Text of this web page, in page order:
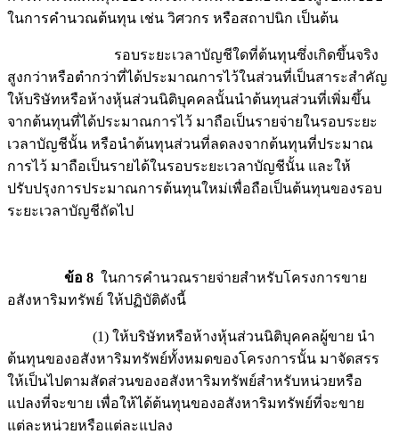
ในการคำนวณต้นทุน เช่น วิศวกร หรือสถาปนิก เป็นต้น
รอบระยะเวลาบัญชีใดที่ต้นทุนซึ่งเกิดขึ้นจริง
สูงกว่าหรือตำกว่าที่ได้ประมาณการไว้ในส่วนที่เป็นสาระสำคัญ
ให้บริษัทหรือห้างหุ้นส่วนนิติบุคคลนั้นนำต้นทุนส่วนที่เพิ่มขึ้น
จากต้นทุนที่ได้ประมาณการไว้ มาถือเป็นรายจ่ายในรอบระยะ
เวลาบัญชีนั้น หรือนำต้นทุนส่วนที่ลดลงจากต้นทุนที่ประมาณ
การไว้ มาถือเป็นรายได้ในรอบระยะเวลาบัญชีนั้น และให้
ปรับปรุงการประมาณการต้นทุนใหม่เพื่อถือเป็นต้นทุนของรอบ
ระยะเวลาบัญชีถัดไป
ข้อ 8 ในการคำนวณรายจ่ายสำหรับโครงการขาย
อสังหาริมทรัพย์ ให้ปฏิบัติดังนี้
(1) ให้บริษัทหรือห้างหุ้นส่วนนิติบุคคลผู้ขาย นำ
ต้นทุนของอสังหาริมทรัพย์ทั้งหมดของโครงการนั้น มาจัดสรร
ให้เป็นไปตามสัดส่วนของอสังหาริมทรัพย์สำหรับหน่วยหรือ
แปลงที่จะขาย เพื่อให้ได้ต้นทุนของอสังหาริมทรัพย์ที่จะขาย
แต่ละหน่วยหรือแต่ละแปลง